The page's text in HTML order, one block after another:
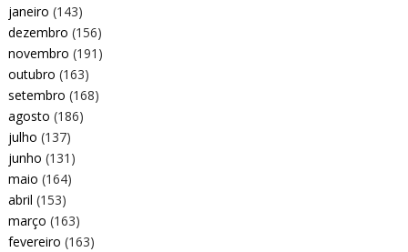
janeiro (143)
dezembro (156)
novembro (191)
outubro (163)
setembro (168)
agosto (186)
julho (137)
junho (131)
maio (164)
abril (153)
março (163)
fevereiro (163)